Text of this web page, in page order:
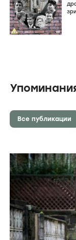
Все публикации